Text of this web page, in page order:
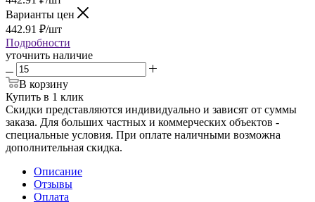
Варианты цен
442.91 ₽/шт
Подробности
уточнить наличие
В корзину
Купить в 1 клик
Скидки представляются индивидуально и зависят от суммы
заказа. Для больших частных и коммерческих объектов -
специальные условия. При оплате наличными возможна
дополнительная скидка.
Описание
Отзывы
Оплата